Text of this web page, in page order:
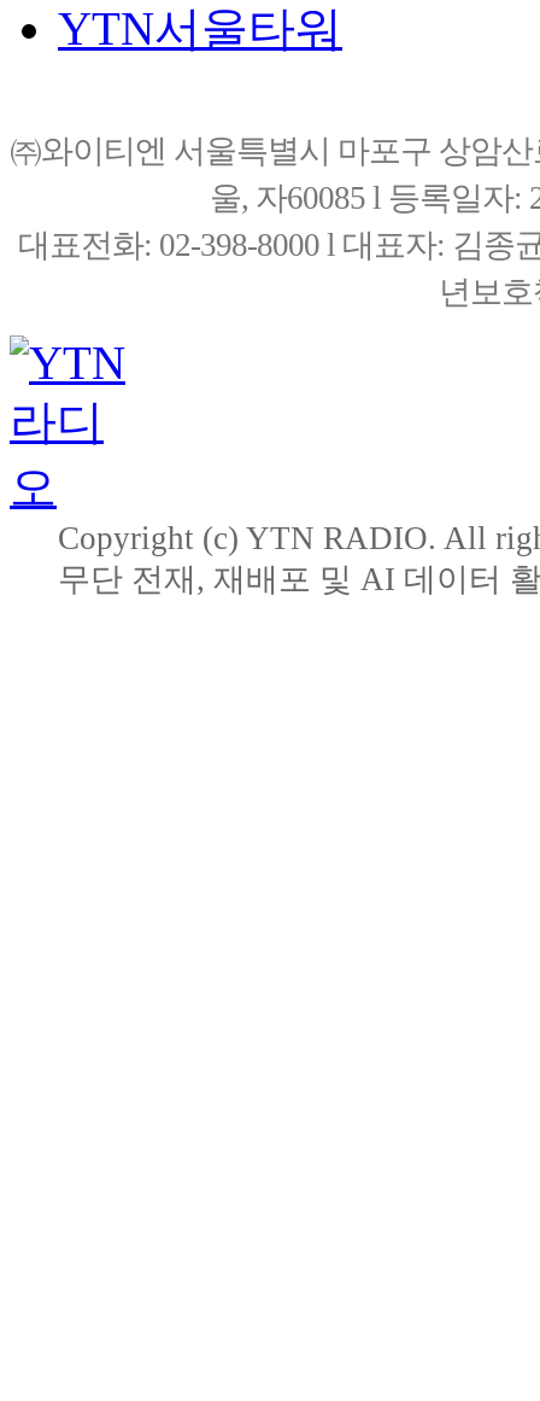
YTN서울타워
㈜와이티엔 서울특별시 마포구 상암
울, 자60085 l 등록일자:
대표전화: 02-398-8000 l 대표자: 김종
년보
Copyright (c) YTN RADIO. All
무단 전재, 재배포 및 AI 데이터